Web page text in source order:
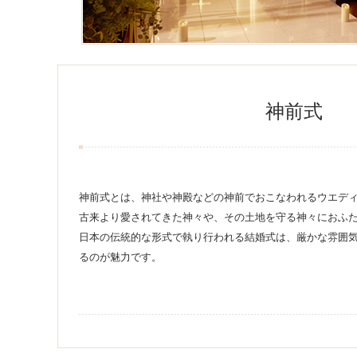
神前式
神前式とは、神社や神殿などの神前でおこなわれるウエデ
古来より愛されてきた神々や、その土地を守る神々におふ
日本の伝統的な形式で執り行われる結婚式は、厳かな雰囲
るのが魅力です。